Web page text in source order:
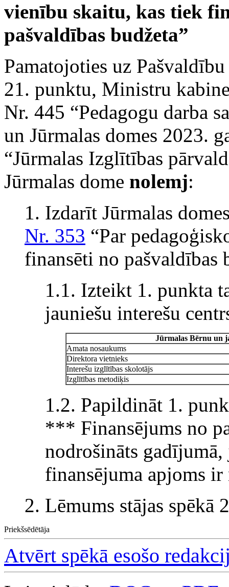
vienību skaitu, kas tiek
pašvaldības budžeta”
Pamatojoties uz
21. punktu, Ministru
Nr. 445 “Pedagogu darba
un Jūrmalas domes 2023.
“Jūrmalas Izglītības
Jūrmalas dome nolemj:
1. Izdarīt Jūrmalas
Nr. 353 “Par
finansēti no pašvaldības
1.1. Izteikt 1. punkta
jauniešu interešu
Jūrmalas Bērnu un
Amata nosaukums
Direktora vietnieks
Interešu izglītības skolotājs
Izglītības metodiķis
1.2. Papildināt 1.
*** Finansējums no
nodrošināts
finansējuma apjoms ir
2. Lēmums stājas spēkā
Priekšsēdētāja
Atvērt spēkā esošo